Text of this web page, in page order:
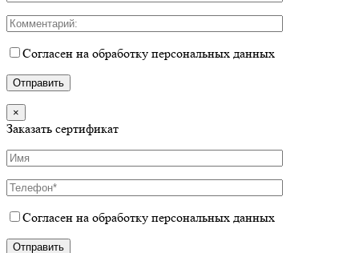
Согласен на обработку персональных данных
×
Заказать сертификат
Согласен на обработку персональных данных